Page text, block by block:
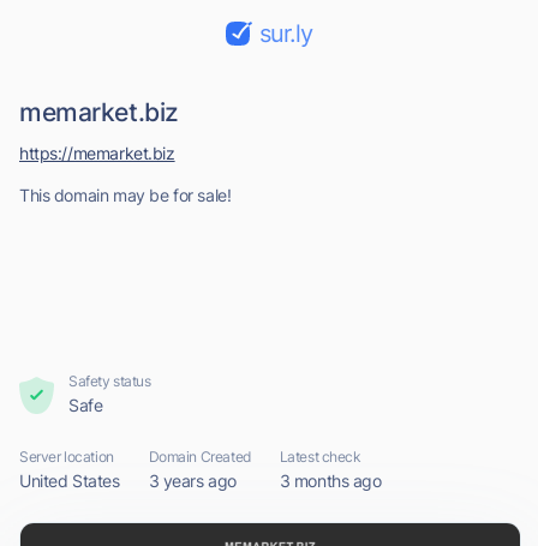
sur.ly
memarket.biz
This domain may be for sale!
https://memarket.biz
Safety status
Safe
Server location
United States
Domain Created
3 years ago
Latest check
3 months ago